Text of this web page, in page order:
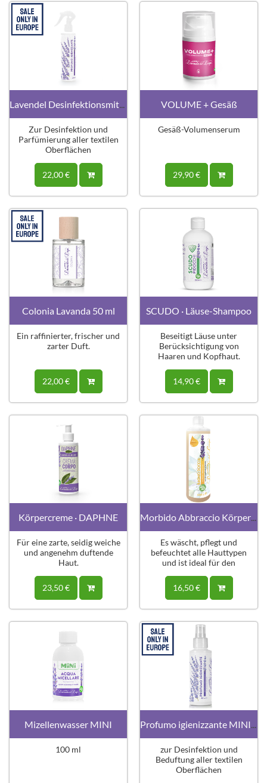
Zur Desinfektion und
Parfümierung aller textilen
Oberflächen
22,00 €
VOLUME + Gesäß
Gesäß-Volumenserum
29,90 €
Colonia Lavanda 50 ml
Ein raffinierter, frischer und
zarter Duft.
22,00 €
SCUDO · Läuse-Shampoo
Beseitigt Läuse unter
Berücksichtigung von
Haaren und Kopfhaut.
14,90 €
Körpercreme · DAPHNE
Für eine zarte, seidig weiche
und angenehm duftende
Haut.
23,50 €
Morbido Abbraccio Körperwäsche
Es wäscht, pflegt und
befeuchtet alle Hauttypen
und ist ideal für den
16,50 €
Mizellenwasser MINI
100 ml
zur Desinfektion und
Beduftung aller textilen
Oberflächen